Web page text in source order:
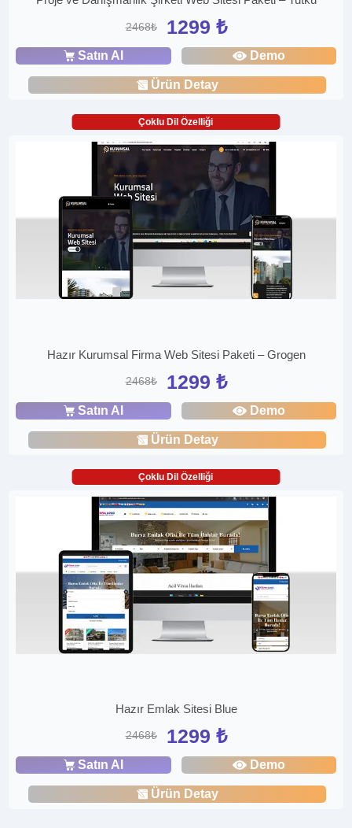
2468₺ 1299 ₺
Satın Al Demo
Ürün Detay
Çoklu Dil Özelliği
Hazır Kurumsal Firma Web Sitesi Paketi – Grogen
2468₺ 1299 ₺
Satın Al Demo
Ürün Detay
Çoklu Dil Özelliği
Hazır Emlak Sitesi Blue
2468₺ 1299 ₺
Satın Al Demo
Ürün Detay